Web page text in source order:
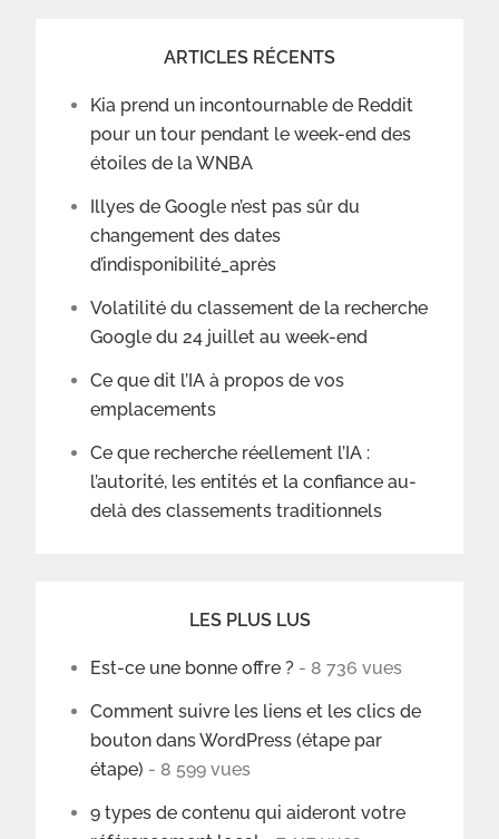
ARTICLES RÉCENTS
Kia prend un incontournable de Reddit
pour un tour pendant le week-end des
étoiles de la WNBA
Illyes de Google n’est pas sûr du
changement des dates
d’indisponibilité_après
Volatilité du classement de la recherche
Google du 24 juillet au week-end
Ce que dit l’IA à propos de vos
emplacements
Ce que recherche réellement l’IA :
l’autorité, les entités et la confiance au-
delà des classements traditionnels
LES PLUS LUS
Est-ce une bonne offre ? - 8 736 vues
Comment suivre les liens et les clics de
bouton dans WordPress (étape par
étape) - 8 599 vues
9 types de contenu qui aideront votre